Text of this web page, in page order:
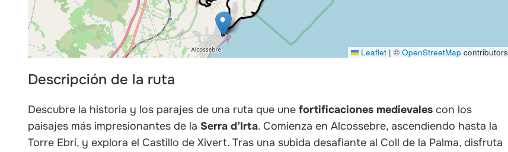
Leaflet | ©OpenStreetMap contributors
Descripción de la ruta
Descubre la historia y los parajes de una ruta que unefortificaciones medievales con los
paisajes más impresionantes de la Serra d’Irta. Comienza en Alcossebre, ascendiendo hasta la
Torre Ebrí, y explora el Castillo de Xivert. Tras una subida desafiante al Coll de la Palma, disfruta